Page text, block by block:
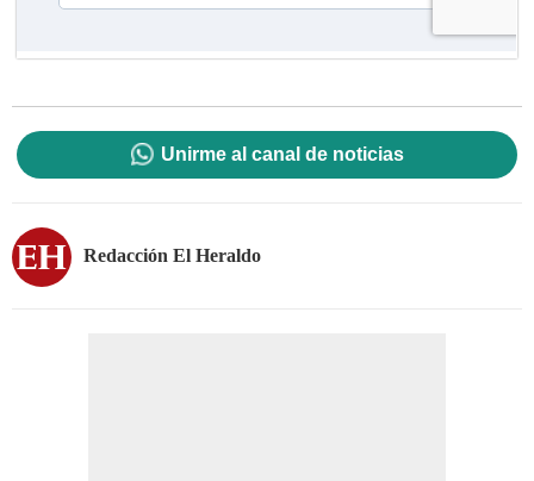
Unirme al canal de noticias
Redacción El Heraldo